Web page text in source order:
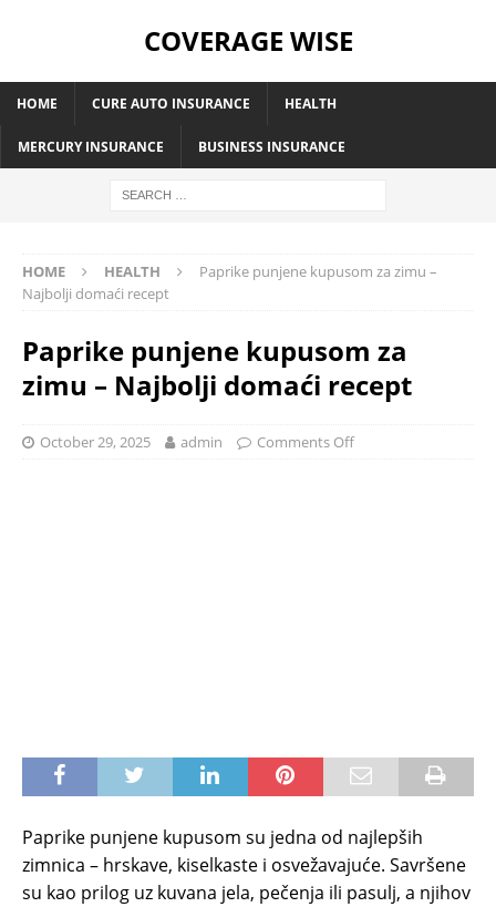
COVERAGE WISE
HOME CURE AUTO INSURANCE HEALTH
MERCURY INSURANCE BUSINESS INSURANCE
HOME HEALTH
Paprike punjene kupusom za zimu –
Najbolji domaći recept
Paprike punjene kupusom za
zimu – Najbolji domaći recept
October 29, 2025 admin Comments Off
Paprike punjene kupusom su jedna od najlepših
zimnica – hrskave, kiselkaste i osvežavajuće. Savršene
su kao prilog uz kuvana jela, pečenja ili pasulj, a njihov